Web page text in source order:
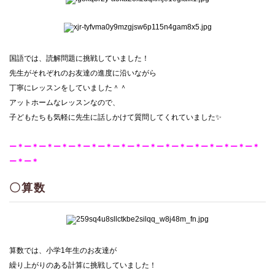
国語では、読解問題に挑戦していました！
先生がそれぞれのお友達の進度に沿いながら
丁寧にレッスンをしていました＾＾
アットホームなレッスンなので、
子どもたちも気軽に先生に話しかけて質問してくれていました✨
ー＊ー＊ー＊ー＊ー＊ー＊ー＊ー＊ー＊ー＊ー＊ー＊ー＊ー＊ー＊ー＊ー＊
ー＊ー＊
〇算数
算数では、小学1年生のお友達が
繰り上がりのある計算に挑戦していました！